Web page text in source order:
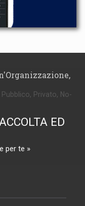
Privato, No-
ED
per te »